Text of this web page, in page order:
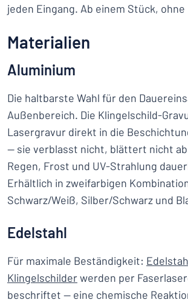
jeden Eingang. Ab einem Stück,
Materialien
Aluminium
Die haltbarste Wahl für den
Außenbereich. Die Klingelschild-
Lasergravur direkt in die
— sie verblasst nicht, blättert nicht
Regen, Frost und UV-Strahlung
Erhältlich in zweifarbigen
Schwarz/Weiß, Silber/Schwarz und
Edelstahl
Für maximale Beständigkeit:
Klingelschilderwerden per
beschriftet — eine chemische